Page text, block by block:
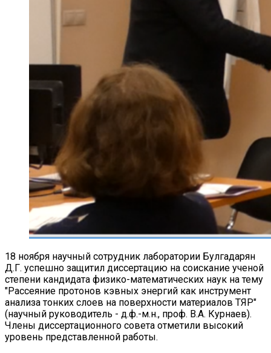
18 ноября научный сотрудник лаборатории Булгадарян
Д.Г. успешно защитил диссертацию на соискание ученой
степени кандидата физико-математических наук на тему
"Рассеяние протонов кэвных энергий как инструмент
анализа тонких слоев на поверхности материалов ТЯР"
(научный руководитель - д.ф.-м.н., проф. В.А. Курнаев).
Члены диссертационного совета отметили высокий
уровень представленной работы.